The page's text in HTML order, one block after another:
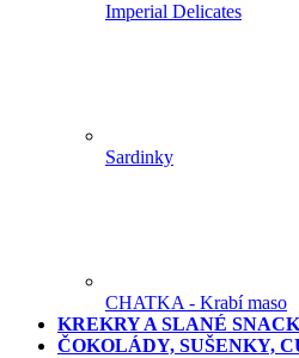
Imperial Delicates
Sardinky
CHATKA - Krabí maso
KREKRY A SLANÉ
ČOKOLÁDY, SUŠENKY,